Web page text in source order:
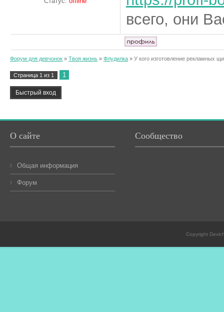
всего, они
Форум для девчонок » Твоя жизнь » Флудилка » У кого изготовление рекламных
Страница 1 из 1 1
О сайте
Общая информация
Форум
Сообщество
Copyright